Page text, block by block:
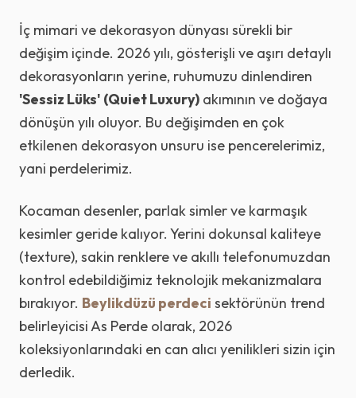
İç mimari ve dekorasyon dünyası sürekli bir
değişim içinde. 2026 yılı, gösterişli ve aşırı detaylı
dekorasyonların yerine, ruhumuzu dinlendiren
'Sessiz Lüks' (Quiet Luxury) akımının ve doğaya
dönüşün yılı oluyor. Bu değişimden en çok
etkilenen dekorasyon unsuru ise pencerelerimiz,
yani perdelerimiz.
Kocaman desenler, parlak simler ve karmaşık
kesimler geride kalıyor. Yerini dokunsal kaliteye
(texture), sakin renklere ve akıllı telefonumuzdan
kontrol edebildiğimiz teknolojik mekanizmalara
bırakıyor. Beylikdüzü perdeci sektörünün trend
belirleyicisi As Perde olarak, 2026
koleksiyonlarındaki en can alıcı yenilikleri sizin için
derledik.